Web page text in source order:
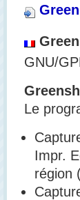
GNU/
Le
Impr.
région